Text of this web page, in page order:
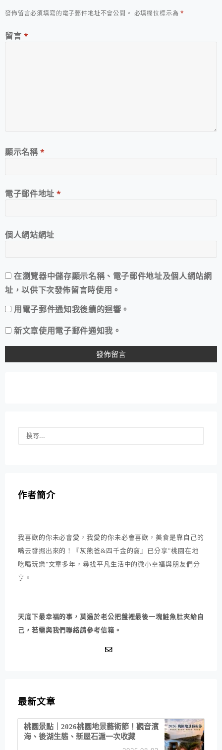
發佈留言必須填寫的電子郵件地址不會公開。 必填欄位標示為*
留言 *
顯示名稱*
電子郵件地址*
個人網站網址
在瀏覽器中儲存顯示名稱、電子郵件地址及個人網站網
址，以供下次發佈留言時使用。
用電子郵件通知我後續的迴響。
新文章使用電子郵件通知我。
作者簡介
我喜歡的你未必會愛，我愛的你未必會喜歡，美食是靠自己的
嘴去發掘出來的！『灰熊爸&四千金的窩』已分享"桃園在地
吃喝玩樂"文章多年，尋找平凡生活中的微小幸福與朋友們分
享。
天底下最幸福的事，莫過於老公把盤裡最後一塊鮭魚肚夾給自
己，若需與我們聯絡請參考信箱。
最新文章
桃園景點｜2026桃園地景藝術節！觀音濱
海、後湖生態、新屋石滬一次收藏